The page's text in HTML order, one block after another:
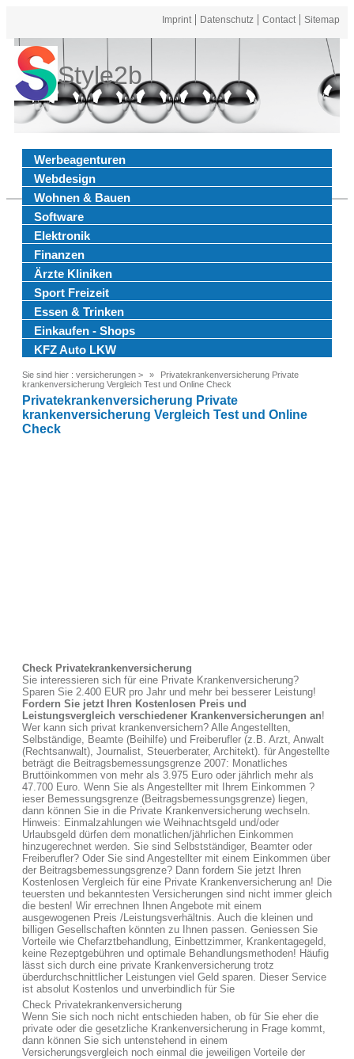
Imprint Datenschutz Contact Sitemap
Style2b
Werbeagenturen
Webdesign
Wohnen & Bauen
Software
Elektronik
Finanzen
Ärzte Kliniken
Sport Freizeit
Essen & Trinken
Einkaufen - Shops
KFZ Auto LKW
Sie sind hier : versicherungen >
Privatekrankenversicherung Private
krankenversicherung Vergleich Test und Online Check
Privatekrankenversicherung Private
krankenversicherung Vergleich Test und Online
Check
Check Privatekrankenversicherung
Sie interessieren sich für eine Private Krankenversicherung?
Sparen Sie 2.400 EUR pro Jahr und mehr bei besserer Leistung!
Fordern Sie jetzt Ihren Kostenlosen Preis und
Leistungsvergleich verschiedener Krankenversicherungen an!
Wer kann sich privat krankenversichern? Alle Angestellten,
Selbständige, Beamte (Beihilfe) und Freiberufler (z.B. Arzt, Anwalt
(Rechtsanwalt), Journalist, Steuerberater, Architekt). für Angestellte
beträgt die Beitragsbemessungsgrenze 2007: Monatliches
Bruttöinkommen von mehr als 3.975 Euro oder jährlich mehr als
47.700 Euro. Wenn Sie als Angestellter mit Ihrem Einkommen ?
ieser Bemessungsgrenze (Beitragsbemessungsgrenze) liegen,
dann können Sie in die Private Krankenversicherung wechseln.
Hinweis: Einmalzahlungen wie Weihnachtsgeld und/oder
Urlaubsgeld dürfen dem monatlichen/jährlichen Einkommen
hinzugerechnet werden. Sie sind Selbstständiger, Beamter oder
Freiberufler? Oder Sie sind Angestellter mit einem Einkommen über
der Beitragsbemessungsgrenze? Dann fordern Sie jetzt Ihren
Kostenlosen Vergleich für eine Private Krankenversicherung an! Die
teuersten und bekanntesten Versicherungen sind nicht immer gleich
die besten! Wir errechnen Ihnen Angebote mit einem
ausgewogenen Preis /Leistungsverhältnis. Auch die kleinen und
billigen Gesellschaften könnten zu Ihnen passen. Geniessen Sie
Vorteile wie Chefarztbehandlung, Einbettzimmer, Krankentagegeld,
keine Rezeptgebühren und optimale Behandlungsmethoden! Häufig
lässt sich durch eine private Krankenversicherung trotz
überdurchschnittlicher Leistungen viel Geld sparen. Dieser Service
ist absolut Kostenlos und unverbindlich für Sie
Check Privatekrankenversicherung
Wenn Sie sich noch nicht entschieden haben, ob für Sie eher die
private oder die gesetzliche Krankenversicherung in Frage kommt,
dann können Sie sich untenstehend in einem
Versicherungsvergleich noch einmal die jeweiligen Vorteile der